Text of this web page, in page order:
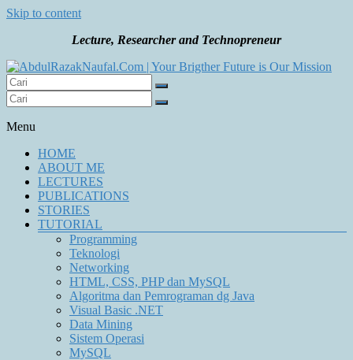
Skip to content
Lecture, Researcher and Technopreneur
AbdulRazakNaufal.Com | Your Brigther Future is Our
Your Brigther Future is Our Mission
Menu
HOME
ABOUT ME
LECTURES
PUBLICATIONS
STORIES
TUTORIAL
Programming
Teknologi
Networking
HTML, CSS, PHP dan MySQL
Algoritma dan Pemrograman dg Java
Visual Basic .NET
Data Mining
Sistem Operasi
MySQL